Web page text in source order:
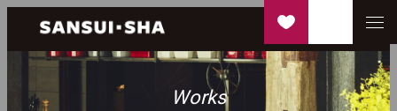
Works